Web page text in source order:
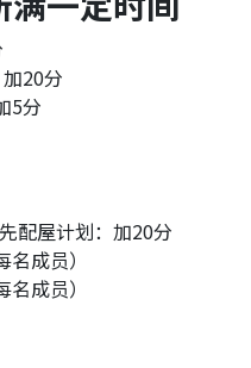
20分
5分
配屋计划：加20分
成员）
成员）